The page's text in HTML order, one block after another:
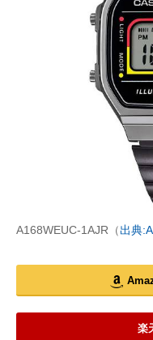
A168WEUC-1AJR（出典
楽